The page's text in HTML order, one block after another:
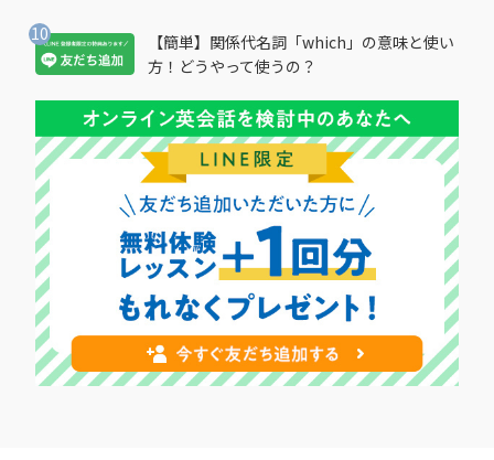
【簡単】関係代名詞「which」の意味と使い
方！どうやって使うの？